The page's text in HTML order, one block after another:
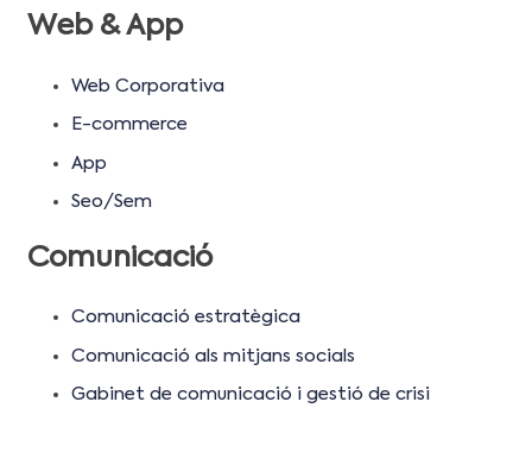
Web & App
Web Corporativa
E-commerce
App
Seo/Sem
Comunicació
Comunicació estratègica
Comunicació als mitjans socials
Gabinet de comunicació i gestió de crisi